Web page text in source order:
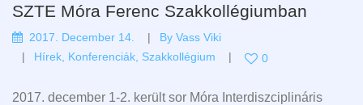
SZTE Móra Ferenc Szakkollégiumban
2017. December 14. By Vass Viki
Hírek Konferenciák Szakkollégium 0
2017. december 1-2. került sor Móra Interdiszciplináris